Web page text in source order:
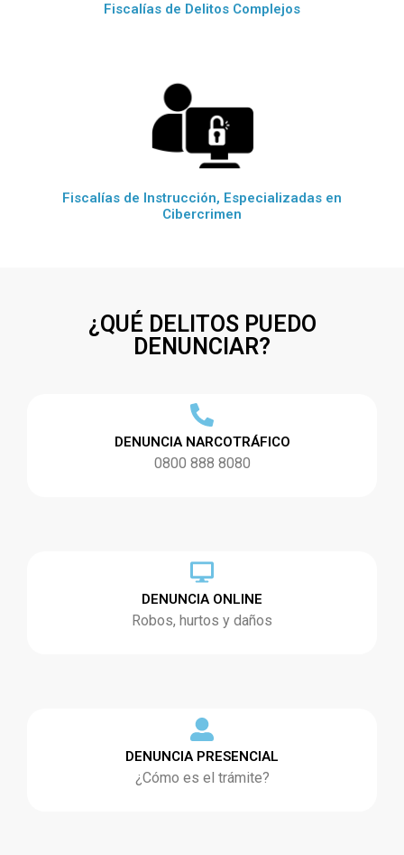
Fiscalías de Delitos Complejos
Fiscalías de Instrucción, Especializadas en
Cibercrimen
¿QUÉ DELITOS PUEDO
DENUNCIAR?
DENUNCIA NARCOTRÁFICO
0800 888 8080
DENUNCIA ONLINE
Robos, hurtos y daños
DENUNCIA PRESENCIAL
¿Cómo es el trámite?